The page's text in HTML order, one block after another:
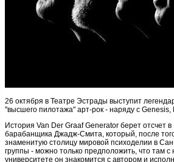
26 октября в Театре Эстрады выступит
"высшего пилотажа" арт-рок - наряду с Genesis,
История Van Der Graaf Generator берет отсчет
барабанщика Джадж-Смита, который, после
знаменитую столицу мировой психоделии в
группы - можно только предположить, что там
университете он знакомится с автором и